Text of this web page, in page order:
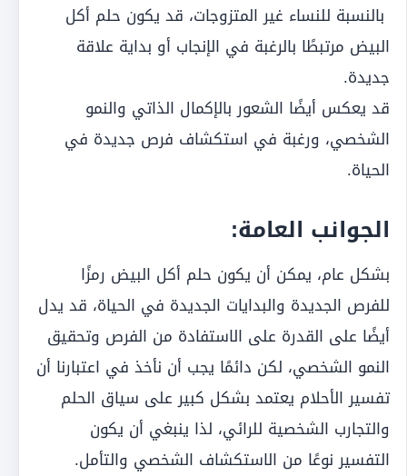
بالنسبة للنساء غير المتزوجات، قد يكون حلم أكل
البيض مرتبطًا بالرغبة في الإنجاب أو بداية علاقة
جديدة.
قد يعكس أيضًا الشعور بالإكمال الذاتي والنمو
الشخصي، ورغبة في استكشاف فرص جديدة في
الحياة.
الجوانب العامة:
بشكل عام، يمكن أن يكون حلم أكل البيض رمزًا
للفرص الجديدة والبدايات الجديدة في الحياة، قد يدل
أيضًا على القدرة على الاستفادة من الفرص وتحقيق
النمو الشخصي، لكن دائمًا يجب أن نأخذ في اعتبارنا أن
تفسير الأحلام يعتمد بشكل كبير على سياق الحلم
والتجارب الشخصية للرائي، لذا ينبغي أن يكون
التفسير نوعًا من الاستكشاف الشخصي والتأمل.